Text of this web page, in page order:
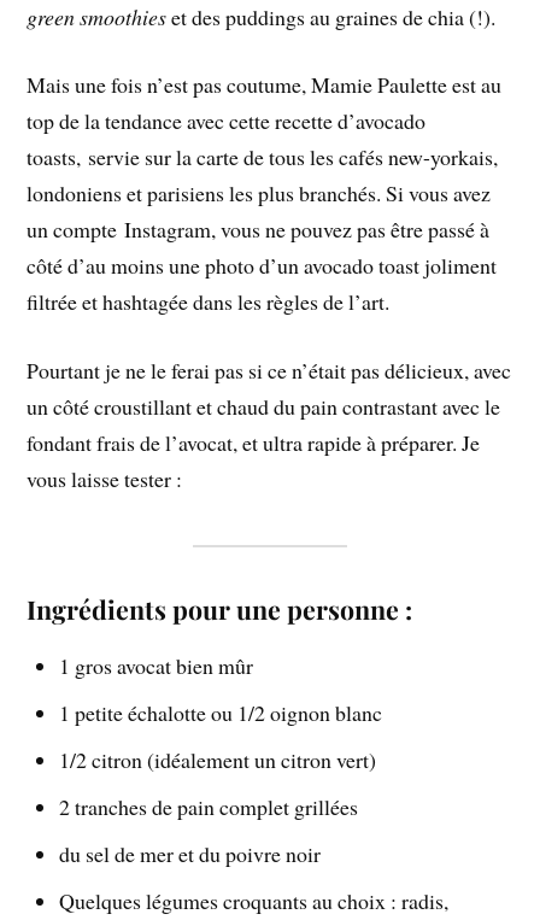
green smoothieset des puddings au graines de chia (!).
Mais une fois n’est pas coutume, Mamie Paulette est au
top de la tendance avec cette recette d’avocado
toasts, servie sur la carte de tous les cafés new-yorkais,
londoniens et parisiens les plus branchés. Si vous avez
un compte Instagram, vous ne pouvez pas être passé à
côté d’au moins une photo d’un avocado toast joliment
filtrée et hashtagée dans les règles de l’art.
Pourtant je ne le ferai pas si ce n’était pas délicieux, avec
un côté croustillant et chaud du pain contrastant avec le
fondant frais de l’avocat, et ultra rapide à préparer. Je
vous laisse tester :
Ingrédients pour une personne :
1 gros avocat bien mûr
1 petite échalotte ou 1/2 oignon blanc
1/2 citron (idéalement un citron vert)
2 tranches de pain complet grillées
du sel de mer et du poivre noir
Quelques légumes croquants au choix : radis,